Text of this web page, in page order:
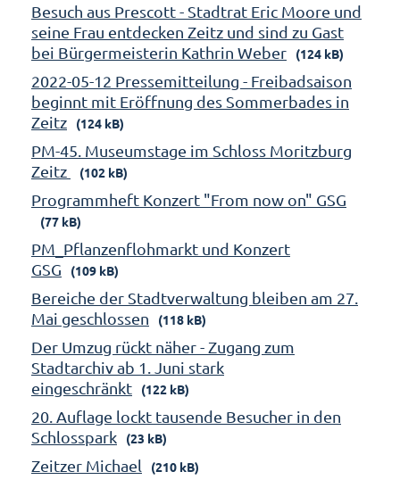
Besuch aus Prescott - Stadtrat Eric Moore und
seine Frau entdecken Zeitz und sind zu Gast
bei Bürgermeisterin Kathrin Weber
(124 kB)
2022-05-12 Pressemitteilung - Freibadsaison
beginnt mit Eröffnung des Sommerbades in
Zeitz
(124 kB)
PM-45. Museumstage im Schloss Moritzburg
Zeitz
(102 kB)
Programmheft Konzert "From now on" GSG
(77 kB)
PM_Pflanzenflohmarkt und Konzert
GSG
(109 kB)
Bereiche der Stadtverwaltung bleiben am 27.
Mai geschlossen
(118 kB)
Der Umzug rückt näher - Zugang zum
Stadtarchiv ab 1. Juni stark
eingeschränkt
(122 kB)
20. Auflage lockt tausende Besucher in den
Schlosspark
(23 kB)
Zeitzer Michael (210 kB)